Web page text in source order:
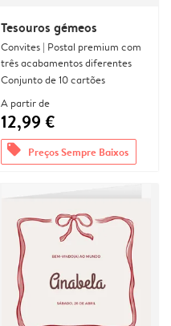
Tesouros gémeos
Convites | Postal premium com
três acabamentos diferentes
Conjunto de 10 cartões
A partir de
12,99 €
offers Preços Sempre Baixos